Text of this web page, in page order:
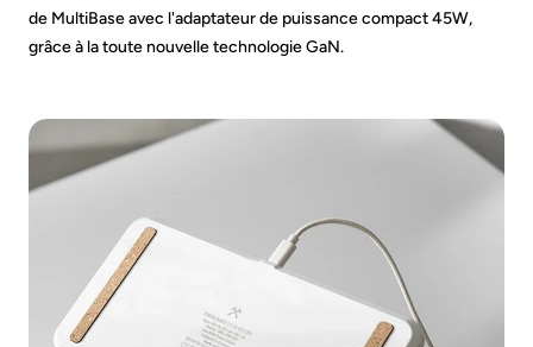
de MultiBase avec l'adaptateur de puissance compact 45W,
grâce à la toute nouvelle technologie GaN.